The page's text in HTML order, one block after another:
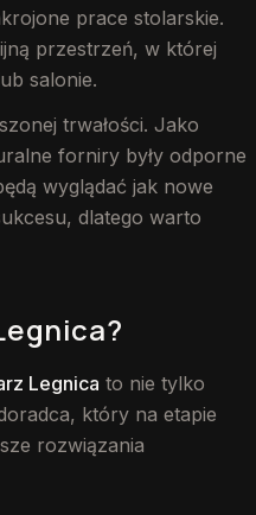
prace stolarskie.
przestrzeń, w której
salonie.
trwałości. Jako
forniry były odporne
wyglądać jak nowe
dlatego warto
Legnica to nie tylko
który na etapie
rozwiązania